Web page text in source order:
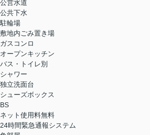
公営水道
公共下水
駐輪場
敷地内ごみ置き場
ガスコンロ
オープンキッチン
バス・トイレ別
シャワー
独立洗面台
シューズボックス
BS
ネット使用料無料
24時間緊急通報システム